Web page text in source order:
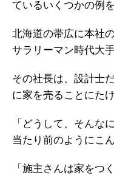
ているいくつかの例
北海道の帯広に本社
サラリーマン時代大
その社長は、設計士
に家を売ることにたけ
「どうして、そんな
当たり前のようにこ
「施主さんは家をつ